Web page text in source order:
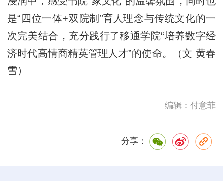
是“四位一体+双院制”育人理念与传统文化的一
次完美结合，充分践行了移通学院“培养数字经
济时代高情商精英管理人才”的使命。（文 黄春
雪）
编辑：付意菲
分享：